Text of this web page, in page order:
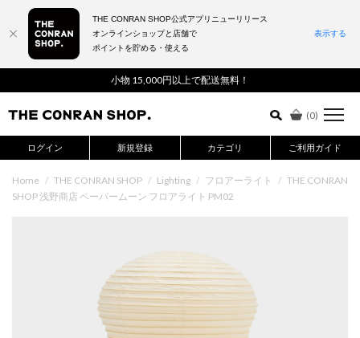
小物 15,000円以上で配送無料！
(0)
ログイン 新規登録 カテゴリ ご利用ガイド
詳細検索はこちら
Home / THE CONRAN SHOP / Lighting / フロアーライト / THE CONRAN
SHOP 浅野商店 ペーパームーン フロアライト PM02
THE CONRAN SHOP公式アプリニューリリース
オンラインショップと店舗で
ポイントを貯める・使える
表示する